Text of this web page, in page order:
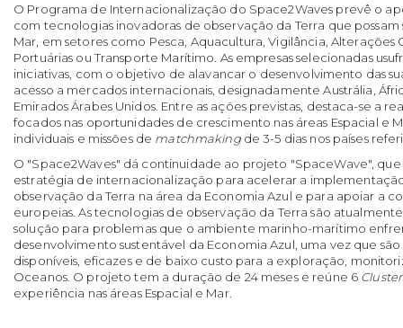
O Programa de Internacionalização do Space2Waves prevê o
com tecnologias inovadoras de observação da Terra que possam
Mar, em setores como Pesca, Aquacultura, Vigilância, Alterações
Portuárias ou Transporte Marítimo. As empresas selecionadas
iniciativas, com o objetivo de alavancar o desenvolvimento das
acesso a mercados internacionais, designadamente Austrália,
Emirados Árabes Unidos. Entre as ações previstas, destaca-se a
focados nas oportunidades de crescimento nas áreas Espacial e
individuais e missões de matchmakingde 3-5 dias nos países
O "Space2Waves" dá continuidade ao projeto "SpaceWave",
estratégia de internacionalização para acelerar a
observação da Terra na área da Economia Azul e para apoiar a
europeias. As tecnologias de observação da Terra são
solução para problemas que o ambiente marinho-marítimo
desenvolvimento sustentável da Economia Azul, uma vez que
disponíveis, eficazes e de baixo custo para a exploração,
Oceanos. O projeto tem a duração de 24 meses e reúne 6
experiência nas áreas Espacial e Mar.